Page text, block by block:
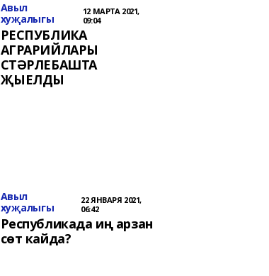
Авыл
хуҗалыгы
12 МАРТА 2021,
09:04
РЕСПУБЛИКА
АГРАРИЙЛАРЫ
СТӘРЛЕБАШТА
ҖЫЕЛДЫ
Авыл
хуҗалыгы
22 ЯНВАРЯ 2021,
06:42
Республикада иң арзан
сөт кайда?